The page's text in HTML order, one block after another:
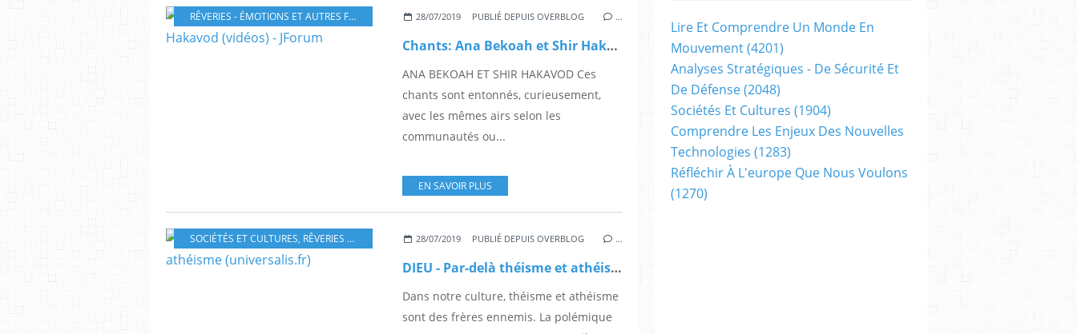
RÊVERIES - ÉMOTIONS ET AUTRES FANTAISIES ET DIEU DANS TOUT ÇÀ ?,SOCIÉTÉS ET CULTURES
28/07/2019 PUBLIÉ DEPUIS OVERBLOG …
Chants: Ana Bekoah et Shir Hakavod (vidéos) - JForum
ANA BEKOAH ET SHIR HAKAVOD Ces
chants sont entonnés, curieusement,
avec les mêmes airs selon les
communautés ou...
EN SAVOIR PLUS
SOCIÉTÉS ET CULTURES, RÊVERIES - ÉMOTIONS ET AUTRES FANTAISIES ,ET DIEU DANS TOUT ÇÀ ?
28/07/2019 PUBLIÉ DEPUIS OVERBLOG …
DIEU - Par-delà théisme et athéisme (universalis.fr)
Dans notre culture, théisme et athéisme
sont des frères ennemis. La polémique
Lire Et Comprendre Un Monde En
Mouvement(4201)
Analyses Stratégiques - De Sécurité Et
De Défense(2048)
Sociétés Et Cultures (1904)
Comprendre Les Enjeux Des Nouvelles
Technologies (1283)
Réfléchir À L'europe Que Nous Voulons
(1270)